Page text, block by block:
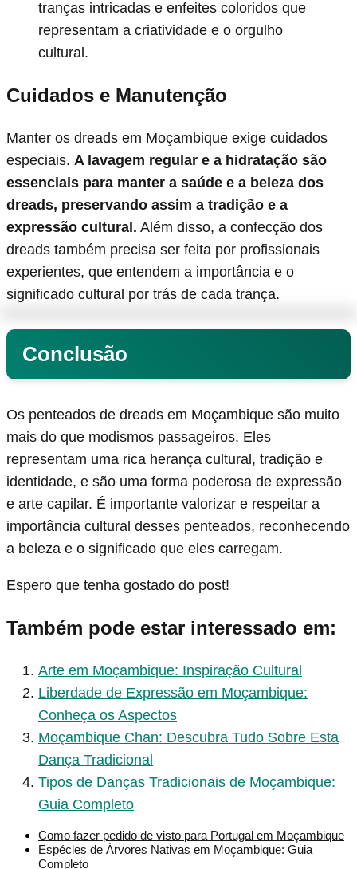
tranças intricadas e enfeites coloridos que
representam a criatividade e o orgulho
cultural.
Cuidados e Manutenção
Manter os dreads em Moçambique exige cuidados
especiais. A lavagem regular e a hidratação são
essenciais para manter a saúde e a beleza dos
dreads, preservando assim a tradição e a
expressão cultural. Além disso, a confecção dos
dreads também precisa ser feita por profissionais
experientes, que entendem a importância e o
significado cultural por trás de cada trança.
Conclusão
Os penteados de dreads em Moçambique são muito
mais do que modismos passageiros. Eles
representam uma rica herança cultural, tradição e
identidade, e são uma forma poderosa de expressão
e arte capilar. É importante valorizar e respeitar a
importância cultural desses penteados, reconhecendo
a beleza e o significado que eles carregam.
Espero que tenha gostado do post!
Também pode estar interessado em:
Arte em Moçambique: Inspiração Cultural
Liberdade de Expressão em Moçambique:
Conheça os Aspectos
Moçambique Chan: Descubra Tudo Sobre Esta
Dança Tradicional
Tipos de Danças Tradicionais de Moçambique:
Guia Completo
Como fazer pedido de visto para Portugal em Moçambique
Espécies de Árvores Nativas em Moçambique: Guia
Completo